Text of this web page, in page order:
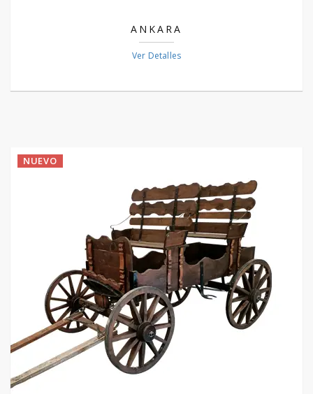
ANKARA
Ver Detalles
NUEVO